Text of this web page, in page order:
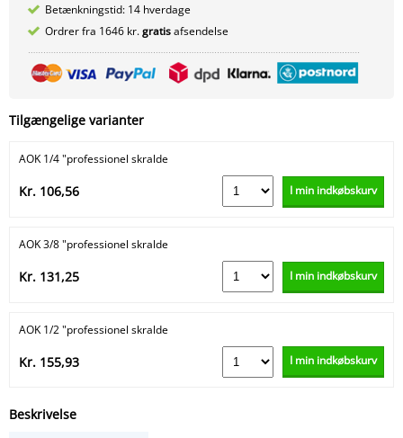
Betænkningstid: 14 hverdage
Ordrer fra 1646 kr.gratisafsendelse
Tilgængelige varianter
AOK 1/4 "professionel skralde
Kr. 106,56 I min indkøbskurv
AOK 3/8 "professionel skralde
Kr. 131,25 I min indkøbskurv
AOK 1/2 "professionel skralde
Kr. 155,93 I min indkøbskurv
Beskrivelse